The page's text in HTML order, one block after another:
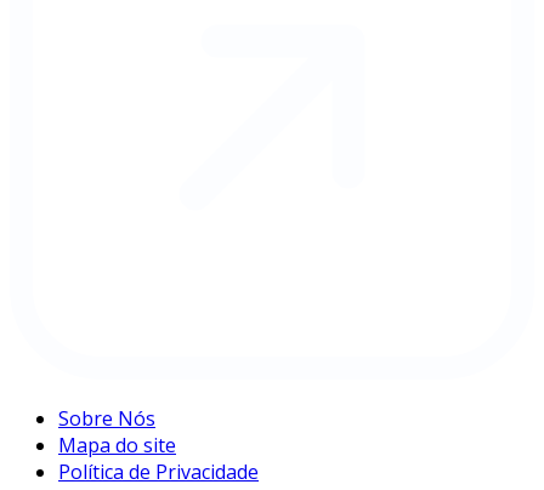
Sobre Nós
Mapa do site
Política de Privacidade